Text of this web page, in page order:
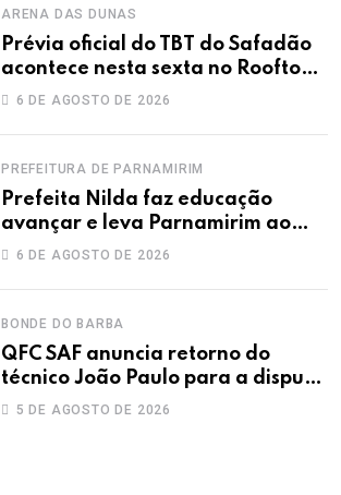
ARENA DAS DUNAS
Prévia oficial do TBT do Safadão
acontece nesta sexta no Rooftop
Dunas
6 DE AGOSTO DE 2026
PREFEITURA DE PARNAMIRIM
Prefeita Nilda faz educação
avançar e leva Parnamirim ao
maior IDEB da história dos anos
6 DE AGOSTO DE 2026
BONDE DO BARBA
QFC SAF anuncia retorno do
técnico João Paulo para a disputa
da elite do Campeonato Potiguar
5 DE AGOSTO DE 2026